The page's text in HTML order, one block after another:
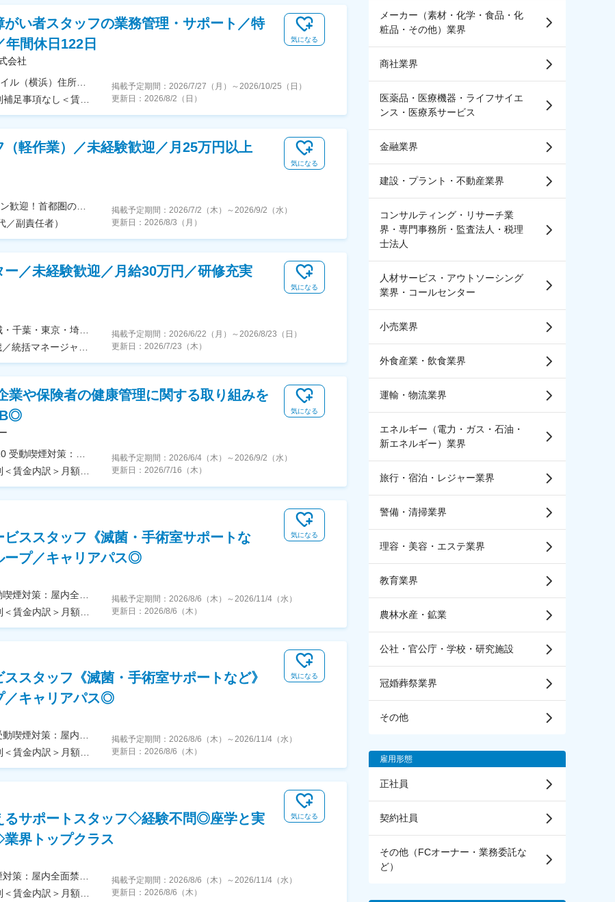
がい者スタッフの業務管理・サポート／特
間休日122日
会社
気になる
掲載予定期間： 2026/7/27（月） ～ 2026/10/25（日）
更新日： 2026/8/2（日）
軽作業）／未経験歓迎／月25万円以上
気になる
副責任者）
掲載予定期間： 2026/7/2（木） ～ 2026/9/2（水）
更新日： 2026/8/3（月）
／未経験歓迎／月給30万円／研修充実
気になる
掲載予定期間： 2026/6/22（月） ～ 2026/8/23（日）
更新日： 2026/7/23（木）
業や保険者の健康管理に関する取り組みを
気になる
掲載予定期間： 2026/6/4（木） ～ 2026/9/2（水）
更新日： 2026/7/16（木）
ビススタッフ《滅菌・手術室サポートな
ープ／キャリアパス◎
気になる
掲載予定期間： 2026/8/6（木） ～ 2026/11/4（水）
更新日： 2026/8/6（木）
ススタッフ《滅菌・手術室サポートなど》
／キャリアパス◎
気になる
＜勤務地詳細＞茨城県の病院住所：茨城県の病院 受動喫煙対策：屋内全面禁煙変更の範囲：会社の定める事業所
＜予定年収＞450万円～600万円＜賃金形態＞月給制＜賃金内訳＞月額（基本給）：250,000円～350,000円＜月給＞250,000円～350,000円＜昇給有無＞有＜残業手当＞有＜給与補足＞※年収はご経験やスキルを考慮して決定されます。■昇給：有■賞与：年2回賃金はあくまでも目安の金額であり、選考を通じて上下する可能性があります。月給(月額)は固定手当を含めた表記です。
掲載予定期間： 2026/8/6（木） ～2026/11/4（水）
更新日： 2026/8/6（木）
るサポートスタッフ◇経験不問◎座学と実
界トップクラス
気になる
掲載予定期間： 2026/8/6（木） ～2026/11/4（水）
更新日： 2026/8/6（木）
メーカー（素材・化学・食品・化
粧品・その他）業界
商社業界
医薬品・医療機器・ライフサイエ
ンス・医療系サービス
金融業界
建設・プラント・不動産業界
コンサルティング・リサーチ業
界・専門事務所・監査法人・税理
士法人
人材サービス・アウトソーシング
業界・コールセンター
小売業界
外食産業・飲食業界
運輸・物流業界
エネルギー（電力・ガス・石油・
新エネルギー）業界
旅行・宿泊・レジャー業界
警備・清掃業界
理容・美容・エステ業界
教育業界
農林水産・鉱業
公社・官公庁・学校・研究施設
冠婚葬祭業界
その他
雇用形態
正社員
契約社員
その他（FCオーナー・業務委託な
ど）